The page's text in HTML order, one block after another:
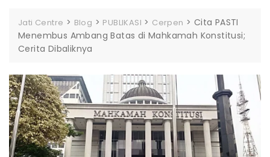
Jati Centre > Blog > PUBLIKASI > Cerpen > Cita PASTI
Menembus Ambang Batas di Mahkamah Konstitusi;
Cerita Dibaliknya